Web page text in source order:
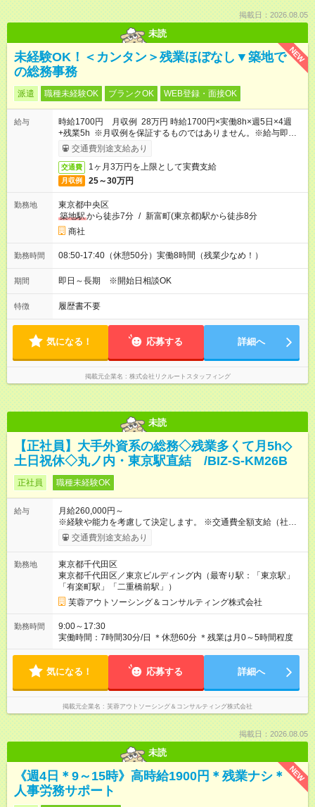
掲載日：2026.08.05
未読
NEW
未経験OK！＜カンタン＞残業ほぼなし▼築地で
の総務事務
派遣 職種未経験OK ブランクOK WEB登録・面接OK
給与
時給1700円 月収例 28万円 時給1700円×実働8h×週5日×4週
+残業5h ※月収例を保証するものではありません。※給与即受取
りサービス利用可（利用条件有）
交通費別途支給あり
交通費 1ヶ月3万円を上限として実費支給
月収例 25～30万円
勤務地
東京都中央区
築地駅から徒歩7分 / 新富町(東京都)駅から徒歩8分
商社
勤務時間 08:50-17:40（休憩50分）実働8時間（残業少なめ！）
期間 即日～長期 ※開始日相談OK
特徴 履歴書不要
気になる！ 応募する 詳細へ
掲載元企業名 株式会社リクルートスタッフィング
未読
【正社員】大手外資系の総務◇残業多くて月5h◇
土日祝休◇丸ノ内・東京駅直結 /BIZ-S-KM26B
正社員 職種未経験OK
給与
月給260,000円～
※経験や能力を考慮して決定します。 ※交通費全額支給（社内規
定あり） ※残業代全額支給（みなし残業代は含みません。残業
が発生した場合は全額支給いたします） 【試用期間】試用期間
です。
交通費別途支給あり
勤務地
東京都千代田区
東京都千代田区／東京ビルディング内（最寄り駅：「東京駅」
「有楽町駅」「二重橋前駅」）
芙蓉アウトソーシング＆コンサルティング株式会社
勤務時間
9:00～17:30
実働時間：7時間30分/日 ＊休憩60分 ＊残業は月0～5時間程度
気になる！ 応募する 詳細へ
掲載元企業名 芙蓉アウトソーシング＆コンサルティング株式会社
掲載日：2026.08.05
未読
NEW
《週4日＊9～15時》高時給1900円＊残業ナシ＊
人事労務サポート